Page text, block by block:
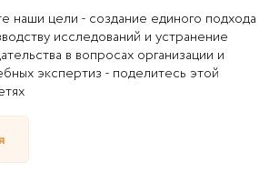
наши цели - создание единого подхода
исследований и устранение
в вопросах организации и
экспертиз - поделитесь этой